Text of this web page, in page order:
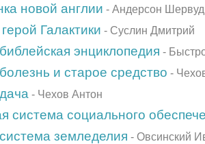
новой англии - Андерсон Шервуд
Галактики - Суслин Дмитрий
энциклопедия -
и старое средство -
- Чехов Антон
система социального
земледелия - Овсинский